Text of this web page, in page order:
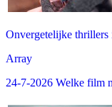
Onvergetelijke thrillers
Array
24-7-2026 Welke film